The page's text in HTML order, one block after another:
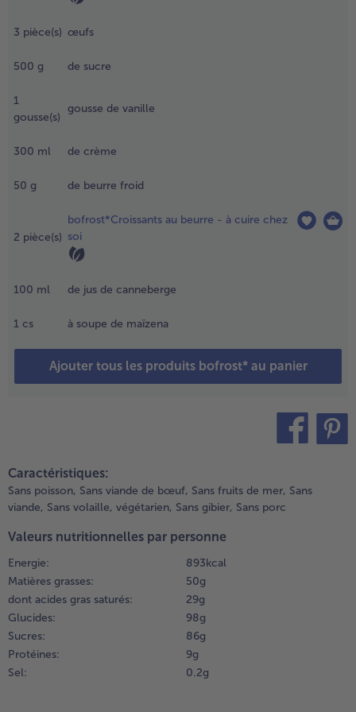
- 5 € à l’achat de 7 menus au choix
3 pièce(s) œufs
500 g de sucre
1
gousse(s)
gousse de vanille
300 ml de crème
50 g de beurre froid
2 pièce(s)
bofrost*Croissants au beurre - à cuire chez
soi
100 ml de jus de canneberge
1 cs à soupe de maïzena
Ajouter tous les produits bofrost* au panier
recueillez
veille¸
1 œuf
d’œuf
sucre et la
à
la
la
râpée,
préparation
bain-marie
pour
le
froid
laissez
au
Caractéristiques:
Sans poisson, Sans viande de bœuf, Sans fruits de mer, Sans
viande, Sans volaille, végétarien, Sans gibier, Sans porc
Valeurs nutritionnelles par personne
Energie:
893 kcal
Matières grasses:
50 g
dont acides gras saturés:
29 g
Glucides:
98 g
Sucres:
86 g
Protéines:
9 g
Sel:
0.2 g